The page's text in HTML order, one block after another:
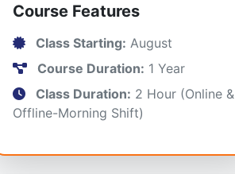
Course Features
Class Starting: August
Course Duration: 1 Year
Class Duration: 2 Hour (Online &
Offline-Morning Shift)